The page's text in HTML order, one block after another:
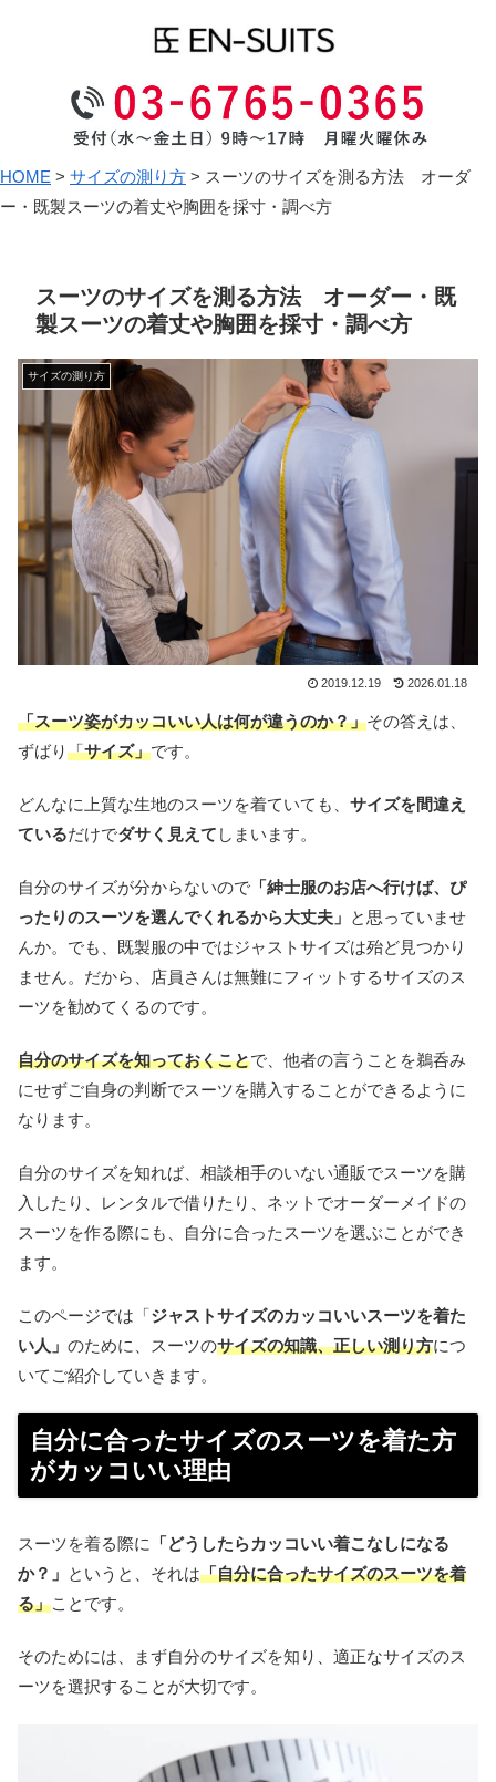
HOME > サイズの測り方 > スーツのサイズを測る方法 オーダ
ー・既製スーツの着丈や胸囲を採寸・調べ方
スーツのサイズを測る方法 オーダー・既
製スーツの着丈や胸囲を採寸・調べ方
サイズの測り方
2019.12.19 2026.01.18
「スーツ姿がカッコいい人は何が違うのか？」その答えは、
ずばり「サイズ」です。
どんなに上質な生地のスーツを着ていても、 サイズを間違え
ているだけでダサく見えて しまいます。
自分のサイズが分からないので 「紳士服のお店へ行けば、ぴ
ったりのスーツを選んでくれるから大丈夫」 と思っていませ
んか。でも、既製服の中ではジャストサイズは殆ど見つかり
ません。だから、店員さんは無難にフィットするサイズのス
ーツを勧めてくるのです。
自分のサイズを知っておくことで、他者の言うことを鵜呑み
にせずご自身の判断でスーツを購入することができるように
なります。
自分のサイズを知れば、相談相手のいない通販でスーツを購
入したり、レンタルで借りたり、ネットでオーダーメイドの
スーツを作る際にも、自分に合ったスーツを選ぶことができ
ます。
このページでは「 ジャストサイズのカッコいいスーツを着た
い人」 のために、スーツのサイズの知識、正しい測り方につ
いてご紹介していきます。
自分に合ったサイズのスーツを着た方
がカッコいい理由
スーツを着る際に
「どうしたらカッコいい着こなしになる
か？」 というと、それは「自分に合ったサイズのスーツを着
る」ことです。
そのためには、まず自分のサイズを知り、適正なサイズのス
ーツを選択することが大切です。